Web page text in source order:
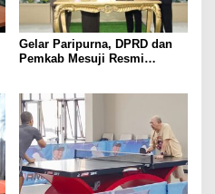
Gelar Paripurna, DPRD dan
Pemkab Mesuji Resmi
2025